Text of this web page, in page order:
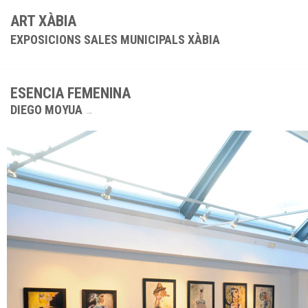
ART XÀBIA
EXPOSICIONS SALES MUNICIPALS XÀBIA
ESENCIA FEMENINA
DIEGO MOYUA